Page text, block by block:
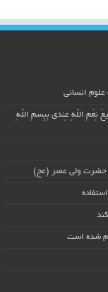
انسانی
نِعَمِ اللّهِ عِندی بِبِسمِ اللّهِ
حضرت ولی عصر (عج)
شده است